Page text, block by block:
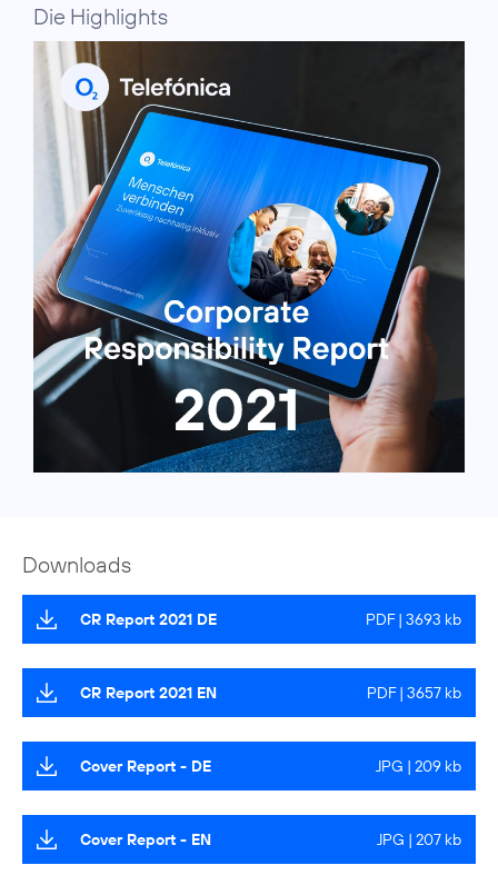
Die Highlights
Downloads
CR Report 2021 DE PDF | 3693 kb
CR Report 2021 EN PDF | 3657 kb
Cover Report - DE JPG | 209 kb
Cover Report - EN JPG | 207 kb